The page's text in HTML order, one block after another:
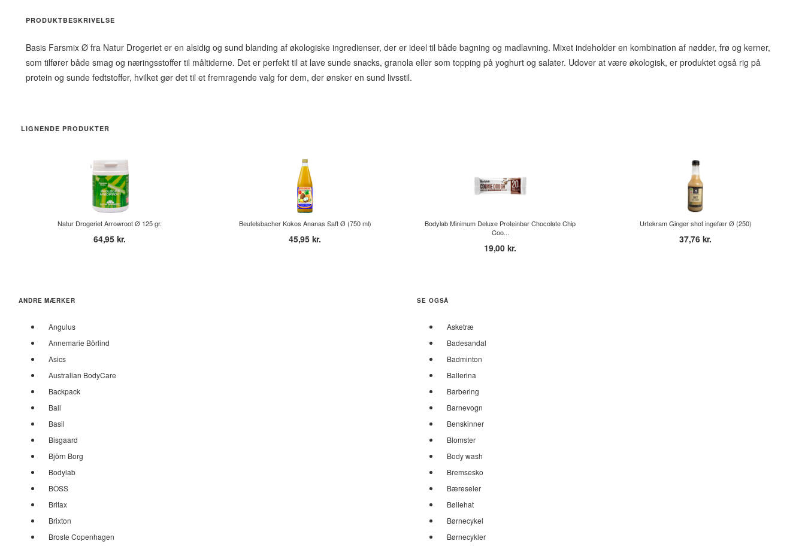
PRODUKTBESKRIVELSE
Basis Farsmix Ø fra Natur Drogeriet er en alsidig og sund blanding af økologiske ingredienser, der er ideel til både bagning og madlavning. Mixet indeholder en kombination af nødder, frø og kerner,
som tilfører både smag og næringsstoffer til måltiderne. Det er perfekt til at lave sunde snacks, granola eller som topping på yoghurt og salater. Udover at være økologisk, er produktet også rig på
protein og sunde fedtstoffer, hvilket gør det til et fremragende valg for dem, der ønsker en sund livsstil.
LIGNENDE PRODUKTER
Natur Drogeriet Arrowroot Ø 125 gr.
64,95 kr.
Beutelsbacher Kokos Ananas Saft Ø (750 ml)
45,95 kr.
Bodylab Minimum Deluxe Proteinbar Chocolate Chip
Coo...
19,00 kr.
Urtekram Ginger shot ingefær Ø (250)
37,76 kr.
ANDRE MÆRKER
Angulus
Annemarie Börlind
Asics
Australian BodyCare
Backpack
Ball
Basil
Bisgaard
Björn Borg
Bodylab
BOSS
Britax
Brixton
Broste Copenhagen
SE OGSÅ
Asketræ
Badesandal
Badminton
Ballerina
Barbering
Barnevogn
Benskinner
Blomster
Body wash
Bremsesko
Bæreseler
Bøllehat
Børnecykel
Børnecykler